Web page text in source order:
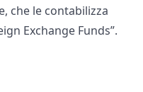
che le contabilizza
Exchange Funds”.